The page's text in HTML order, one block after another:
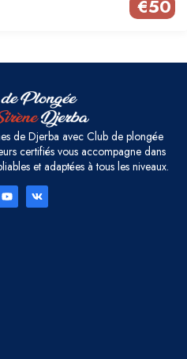
€50
de Djerba avec Club de plongée
certifiés vous accompagne dans
et adaptées à tous les niveaux.